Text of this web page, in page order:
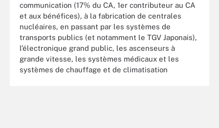
communication (17% du CA, 1er contributeur au CA
et aux bénéfices), à la fabrication de centrales
nucléaires, en passant par les systèmes de
transports publics (et notamment le TGV Japonais),
l’électronique grand public, les ascenseurs à
grande vitesse, les systèmes médicaux et les
systèmes de chauffage et de climatisation